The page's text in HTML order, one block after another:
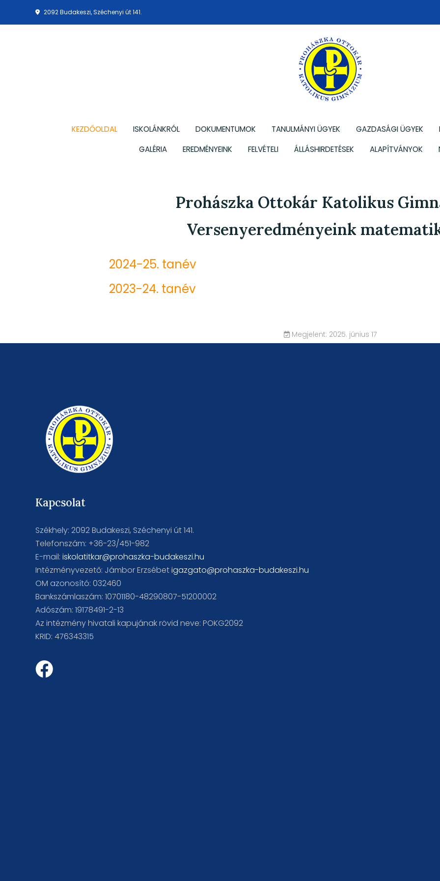
2092 Budakeszi, Széchenyi út 141.
KEZDŐOLDAL ISKOLÁNKRÓL DOKUMENTUMOK TANULMÁNYI ÜGYEK GAZDASÁGI ÜGYEK
GALÉRIA
EREDMÉNYEINK FELVÉTELI ÁLLÁSHIRDETÉSEK ALAPÍTVÁNYOK
Prohászka Ottokár Katolikus
Versenyeredményeink
2024-25. tanév
2023-24. tanév
Megjelent: 2025. június 17
Kapcsolat
Székhely: 2092 Budakeszi, Széchenyi út 141.
Telefonszám: +36-23/451-982
E-mail: iskolatitkar@prohaszka-budakeszi.hu
Intézményvezető: Jámbor Erzsébetigazgato@prohaszka-budakeszi.hu
OM azonosító: 032460
Bankszámlaszám: 10701180-48290807-51200002
Adószám: 19178491-2-13
Az intézmény hivatali kapujának rövid neve: POKG2092
KRID: 476343315